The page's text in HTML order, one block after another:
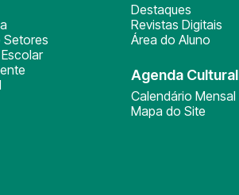
Setores
Destaques
Revistas Digitais
Área do Aluno
Agenda Cultural
Calendário Mensal
Mapa do Site